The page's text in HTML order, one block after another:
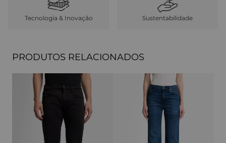
Tecnologia & Inovação Sustentabilidade
PRODUTOS RELACIONADOS